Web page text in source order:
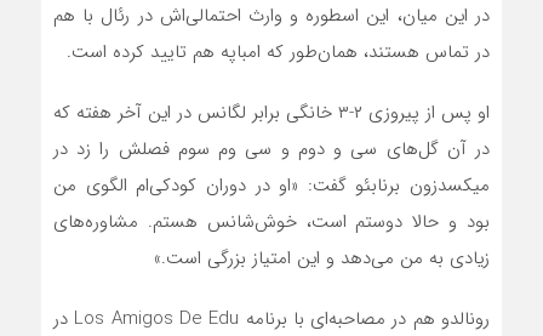
در این میان، این اسطوره و وارث احتمالی‌اش در رئال با هم
در تماس هستند، همان‌طور که امباپه هم تایید کرده است.
او پس از پیروزی ۲-۳ خانگی برابر لگانس در این آخر هفته که
در آن گل‌های سی و دوم و سی وم سوم فصلش را زد در
میکسدزون برنابئو گفت: «او در دوران کودکی‌ام الگوی من
بود و حالا دوستم است، خوش‌شانس هستم. مشاوره‌های
زیادی به من می‌دهد و این امتیاز بزرگی است.»
رونالدو هم در مصاحبه‌ای با برنامه ‌Los Amigos De Edu در